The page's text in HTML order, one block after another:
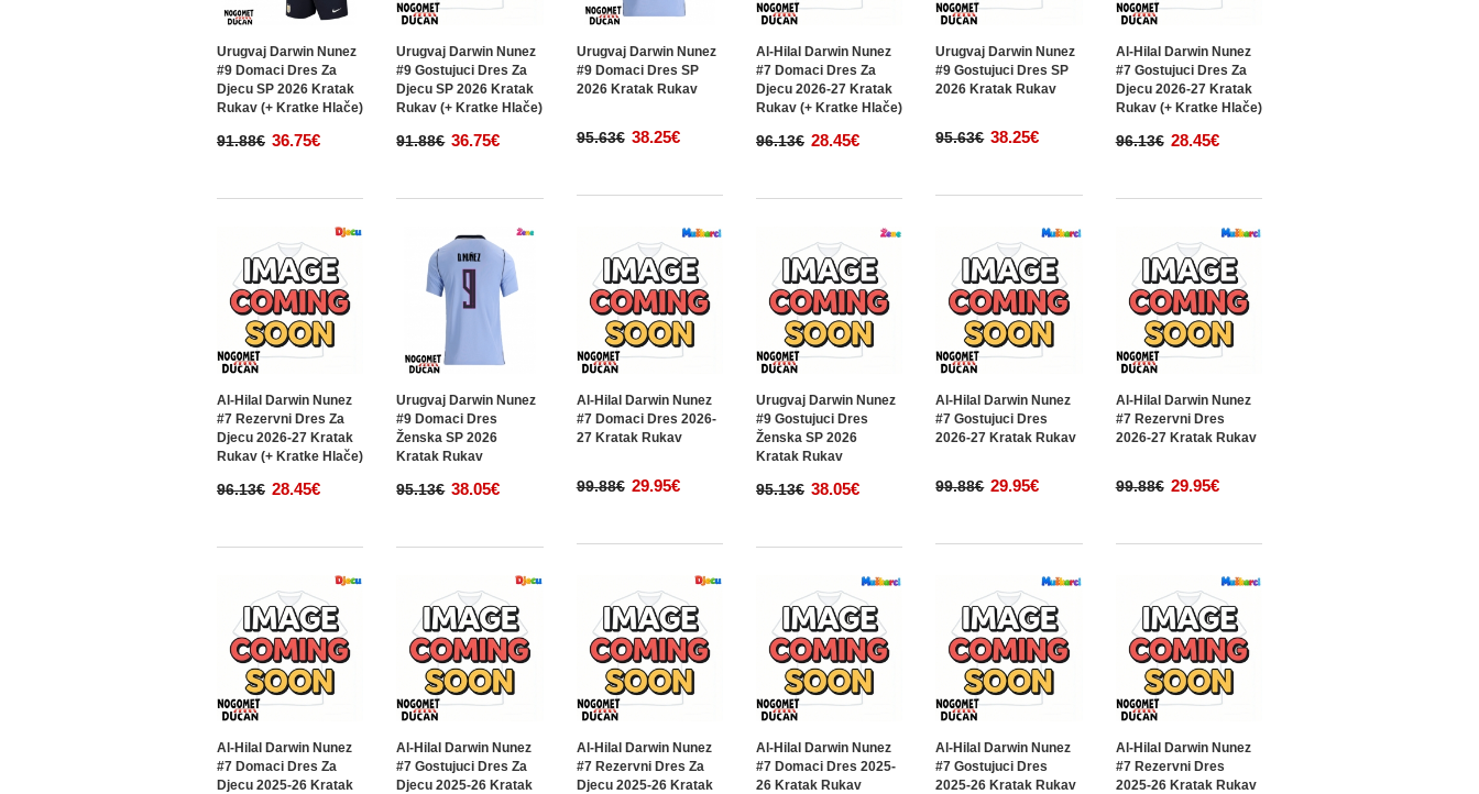
Urugvaj Darwin Nunez
#9 Domaci Dres Za
Djecu SP 2026 Kratak
Rukav (+ Kratke Hlače)
91.88€ 36.75€
Urugvaj Darwin Nunez
#9 Gostujuci Dres Za
Djecu SP 2026 Kratak
Rukav (+ Kratke Hlače)
91.88€ 36.75€
Urugvaj Darwin Nunez
#9 Domaci Dres SP
2026 Kratak Rukav
95.63€ 38.25€
Al-Hilal Darwin Nunez
#7 Domaci Dres Za
Djecu 2026-27 Kratak
Rukav (+ Kratke Hlače)
96.13€ 28.45€
Urugvaj Darwin Nunez
#9 Gostujuci Dres SP
2026 Kratak Rukav
95.63€ 38.25€
Al-Hilal Darwin Nunez
#7 Gostujuci Dres Za
Djecu 2026-27 Kratak
Rukav (+ Kratke Hlače)
96.13€ 28.45€
Al-Hilal Darwin Nunez
#7 Rezervni Dres Za
Djecu 2026-27 Kratak
Rukav (+ Kratke Hlače)
96.13€ 28.45€
Urugvaj Darwin Nunez
#9 Domaci Dres
Ženska SP 2026
Kratak Rukav
95.13€ 38.05€
Al-Hilal Darwin Nunez
#7 Domaci Dres 2026-
27 Kratak Rukav
99.88€ 29.95€
Urugvaj Darwin Nunez
#9 Gostujuci Dres
Ženska SP 2026
Kratak Rukav
95.13€ 38.05€
Al-Hilal Darwin Nunez
#7 Gostujuci Dres
2026-27 Kratak Rukav
99.88€ 29.95€
Al-Hilal Darwin Nunez
#7 Rezervni Dres
2026-27 Kratak Rukav
99.88€ 29.95€
Al-Hilal Darwin Nunez
#7 Domaci Dres Za
Djecu 2025-26 Kratak
Al-Hilal Darwin Nunez
#7 Gostujuci Dres Za
Djecu 2025-26 Kratak
Al-Hilal Darwin Nunez
#7 Rezervni Dres Za
Djecu 2025-26 Kratak
Al-Hilal Darwin Nunez
#7 Domaci Dres 2025-
26 Kratak Rukav
Al-Hilal Darwin Nunez
#7 Gostujuci Dres
2025-26 Kratak Rukav
Al-Hilal Darwin Nunez
#7 Rezervni Dres
2025-26 Kratak Rukav